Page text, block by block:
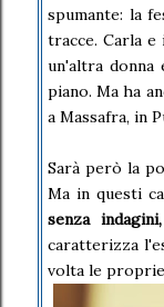
spumante: la
tracce. Carla
un'altra donna
piano. Ma ha
a Massafra, in
Sarà però la
Ma in questi
senza
caratterizza
volta le proprie